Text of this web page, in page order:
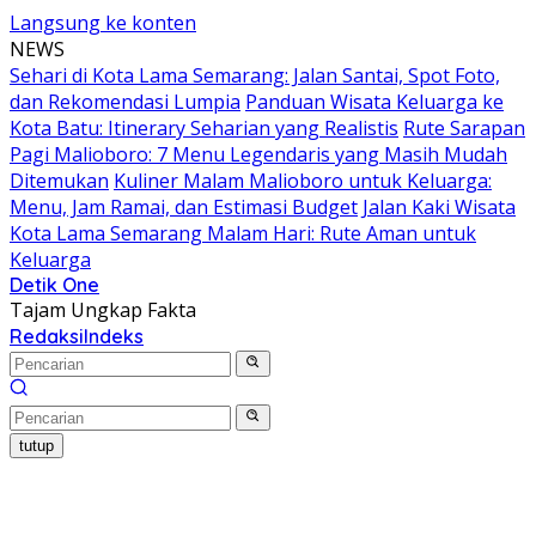
Langsung ke konten
NEWS
Sehari di Kota Lama Semarang: Jalan Santai, Spot Foto,
dan Rekomendasi Lumpia Panduan Wisata Keluarga ke
Kota Batu: Itinerary Seharian yang Realistis Rute Sarapan
Pagi Malioboro: 7 Menu Legendaris yang Masih Mudah
Ditemukan Kuliner Malam Malioboro untuk Keluarga:
Menu, Jam Ramai, dan Estimasi Budget Jalan Kaki Wisata
Kota Lama Semarang Malam Hari: Rute Aman untuk
Keluarga
Detik One
Tajam Ungkap Fakta
RedaksiIndeks
tutup